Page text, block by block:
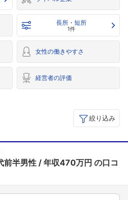
長所・短所
1件
女性の働きやすさ
経営者の評価
絞り込み
前半男性 年収470万円 の口コ